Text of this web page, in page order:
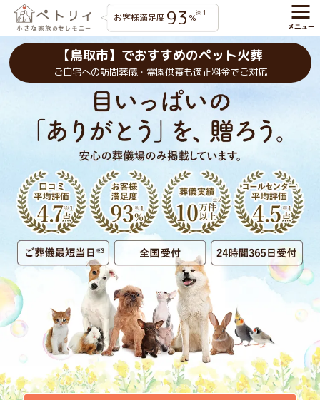
お客様満足度 93 %※1
【鳥取市】でおすすめのペット火葬
ご自宅への訪問葬儀・霊園供養も適正料金でご対応